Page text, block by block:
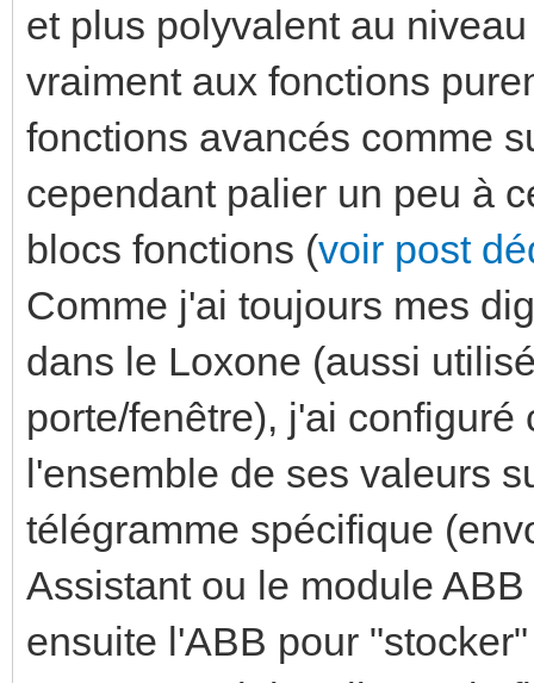
et plus polyvalent au
vraiment aux fonctions
fonctions avancés comme
cependant palier un peu à
blocs fonctions (voir post
Comme j'ai toujours mes
dans le Loxone (aussi
porte/fenêtre), j'ai
l'ensemble de ses valeurs
télégramme spécifique
Assistant ou le module
ensuite l'ABB pour